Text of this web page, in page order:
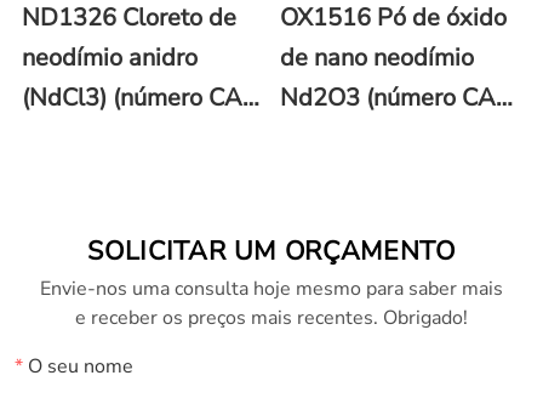
ND1326 Cloreto de
neodímio anidro
(NdCl3) (número CAS
OX1516 Pó de óxido
de nano neodímio
Nd2O3 (número CAS:
SOLICITAR UM ORÇAMENTO
Envie-nos uma consulta hoje mesmo para saber mais
e receber os preços mais recentes. Obrigado!
*O seu nome